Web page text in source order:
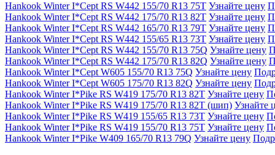
Hankook Winter I*Cept RS W442 155/70 R13 75T Узнайте цену
Hankook Winter I*Cept RS W442 175/70 R13 82T Узнайте цену
Hankook Winter I*Cept RS W442 165/70 R13 79T Узнайте цену
Hankook Winter I*Cept RS W442 155/65 R13 73T Узнайте цену
Hankook Winter I*Cept RS W442 155/70 R13 75Q Узнайте цену
Hankook Winter I*Cept RS W442 175/70 R13 82Q Узнайте цену
Hankook Winter I*Cept W605 155/70 R13 75Q Узнайте цену
Hankook Winter I*Cept W605 175/70 R13 82Q Узнайте цену
Hankook Winter I*Pike RS W419 175/70 R13 82T Узнайте цену
Hankook Winter I*Pike RS W419 175/70 R13 82T (шип) Узнайте
Hankook Winter I*Pike RS W419 155/65 R13 73T Узнайте цену
Hankook Winter I*Pike RS W419 155/70 R13 75T Узнайте цену
Hankook Winter I*Pike W409 165/70 R13 79Q Узнайте цену